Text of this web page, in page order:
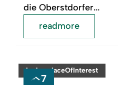
die Oberstdorfer...
readmore
category:
badge.placeOfInterest
7
readmore:
Obermaiselstein